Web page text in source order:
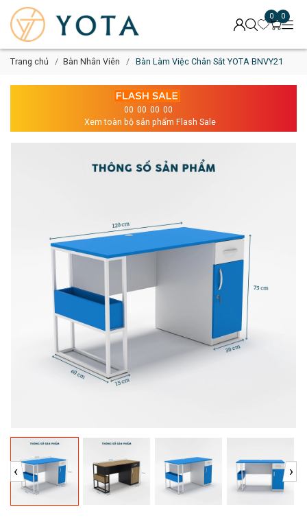
0 0
Trang chủ Bàn Nhân Viên Bàn Làm Việc Chân Sắt YOTA BNVY21
00 00 00 00
Xem toàn bộ sản phẩm Flash Sale
‹ ›